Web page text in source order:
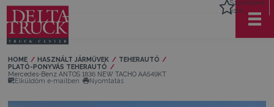
Személyes
lista
HOME HASZNÁLT JÁRMŰVEK
TEHERAUTÓ
PLATÓ-PONYVÁS TEHERAUTÓ
Current:
Mercedes-Benz ANTOS 1836 NEW TACHO AA549KT
Elküldöm e-mailben
Nyomtatás